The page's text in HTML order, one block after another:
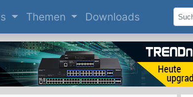
Themen Downloads